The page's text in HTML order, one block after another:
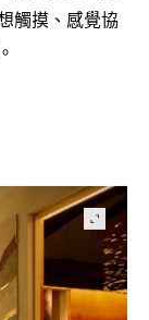
觸摸、感覺協